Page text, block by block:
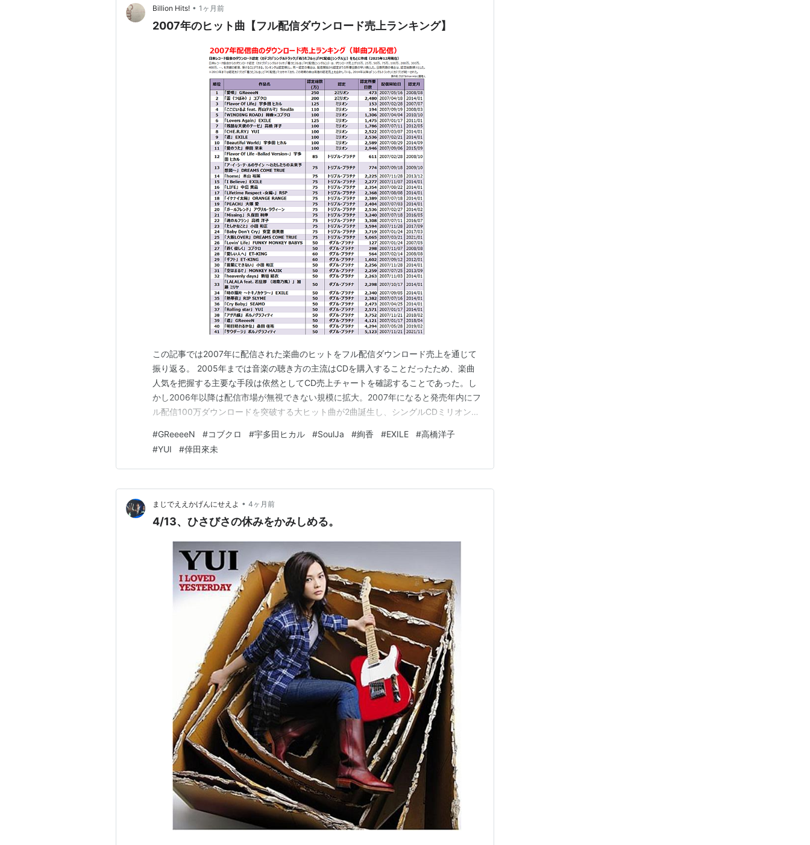
feel my soul(2005年2月23日)
Tomorrow's way(2005年6月22日)asin:B0009J8HCU
LIFE(2005年11月9日)asin:B000B9F2YO
TOKYO(2006年1月18日)asin:B000CPGWPA
Good-bye days(2006年6月14日)※YUI for 雨音薫名義asin:B000F9UE66
I remember you(2006年9月20日)asin:B000HOJSPC
asin:B000HOJSPM
Rolling star(2007年1月17日)asin:B000KHX6MM
CHE.R.RY(2007年3月7日)asin:B000M7XSK0
asin:B000M7XSKA
My Generation(2007年6月13日)asin:B000PISZS6
LOVE&TRUTH(2007年9月26日)asin:B000UZ4F4W
Namidairo(2008年2月27日)asin:B00127ISV8
SUMMER SONG(2008年7月2日)asin:B001A4MN3M
from me to you(2006年2月22日)asin:B000E1NYLC
CAN'T BUY MY LOVE(2007年4月4日)asin:B000MZHT7K
asin:B000MZHT7U
I LOVED YESTERDAY(2008年4月9日)asin:B0013LKZ7S
アニメ版BLEACH公式サイトにて、本人からのコメントあり。
YUIが新バンドで音楽活動再開、5月にフェス＆イベント出演 - 音楽ナタリー
Billion Hits! • 1ヶ月前
2007年のヒット曲【フル配信ダウンロード売上ランキング】
この記事では2007年に配信された楽曲のヒットをフル配信ダウンロード売上を通じて
振り返る。 2005年までは音楽の聴き方の主流はCDを購入することだったため、楽曲
人気を把握する主要な手段は依然としてCD売上チャートを確認することであった。し
かし2006年以降は配信市場が無視できない規模に拡大。2007年になると発売年内にフ
ル配信100万ダウンロードを突破する大ヒット曲が2曲誕生し、シングルCDミリオン達
況にも拘わらず、楽曲人気指標としての役割が期待されていたオリコンはダウンロード
売上の集計を一向に開始せず、CD売上…
#GReeeeN #コブクロ #宇多田ヒカル #SoulJa #絢香 #EXILE #高橋洋子
#YUI #倖田來未
まじでええかげんにせえよ • 4ヶ月前
4/13、ひさびさの休みをかみしめる。